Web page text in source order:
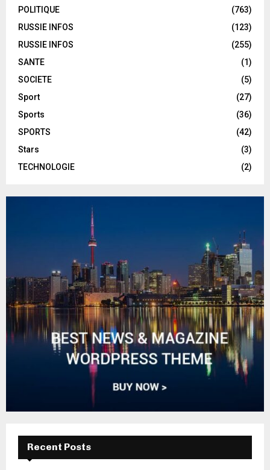
POLITIQUE
(763)
RUSSIE INFOS
(123)
RUSSIE INFOS
(255)
SANTE
(1)
SOCIETE
(5)
Sport
(27)
Sports
(36)
SPORTS
(42)
Stars
(3)
TECHNOLOGIE
(2)
Recent Posts